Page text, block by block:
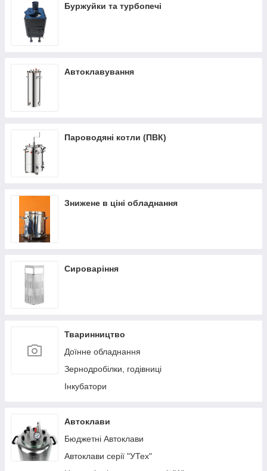
Буржуйки та турбопечі
Автоклавування
Пароводяні котли (ПВК)
Знижене в ціні обладнання
Сироваріння
Тваринництво
Доїнне обладнання
Зернодробілки, годівниці
Інкубатори
Автоклави
Бюджетні Автоклави
Автоклави серії "УТех"